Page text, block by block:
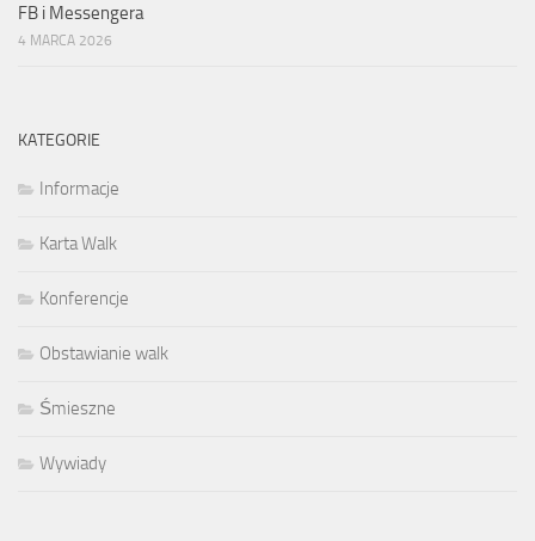
FB i Messengera
4 MARCA 2026
KATEGORIE
Informacje
Karta Walk
Konferencje
Obstawianie walk
Śmieszne
Wywiady